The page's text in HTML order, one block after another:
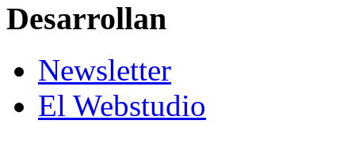
Desarrollan
Newsletter
El Webstudio